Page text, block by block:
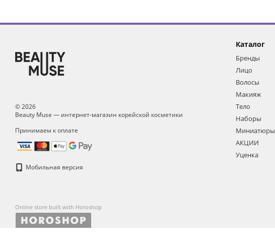
© 2026
Beauty Muse — интернет-магазин корейской косметики
Принимаем к оплате
Мобильная версия
Online store built with Horoshop
Каталог
Бренды
Лицо
Волосы
Макияж
Тело
Наборы
Миниатюры
АКЦИИ
Уценка